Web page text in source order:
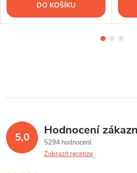
DO KOŠÍKU
5,0 Hodnocení
5294 hodnocení
Zobrazit recenze